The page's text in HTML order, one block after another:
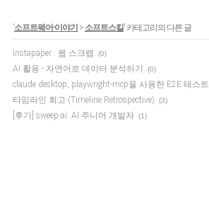
'소프트웨어-이야기 > 소프트스킬' 카테고리의 다른 글
instapaper : 웹 스크랩 (0)
AI 활용 - 자연어로 데이터 분석하기 (0)
claude desktop, playwright-mcp을 사용한 E2E 테스트
타임라인 회고 (Timeline Retrospective) (3)
[후기] sweep-ai: AI 주니어 개발자 (1)